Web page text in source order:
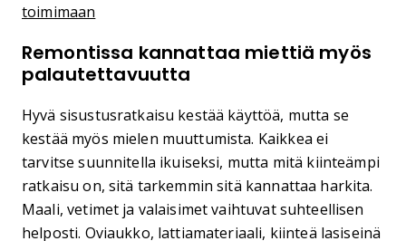
toimimaan
Remontissa kannattaa miettiä myös
palautettavuutta
Hyvä sisustusratkaisu kestää käyttöä, mutta se
kestää myös mielen muuttumista. Kaikkea ei
tarvitse suunnitella ikuiseksi, mutta mitä kiinteämpi
ratkaisu on, sitä tarkemmin sitä kannattaa harkita.
Maali, vetimet ja valaisimet vaihtuvat suhteellisen
helposti. Oviaukko, lattiamateriaali, kiinteä lasiseinä